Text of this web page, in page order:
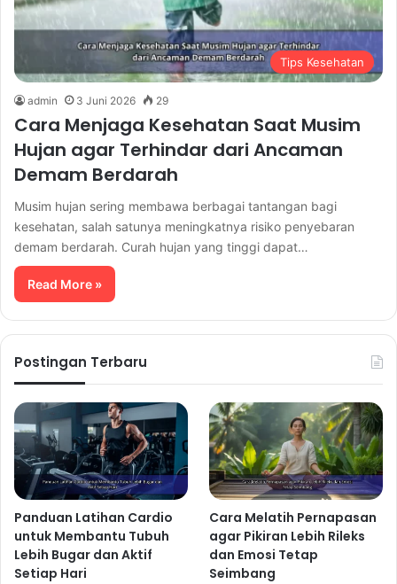
Tips Kesehatan
admin 3 Juni 2026 29
Cara Menjaga Kesehatan Saat Musim
Hujan agar Terhindar dari Ancaman
Demam Berdarah
Musim hujan sering membawa berbagai tantangan bagi
kesehatan, salah satunya meningkatnya risiko penyebaran
demam berdarah. Curah hujan yang tinggi dapat…
Read More »
Postingan Terbaru
Panduan Latihan Cardio
untuk Membantu Tubuh
Lebih Bugar dan Aktif
Setiap Hari
Cara Melatih Pernapasan
agar Pikiran Lebih Rileks
dan Emosi Tetap
Seimbang